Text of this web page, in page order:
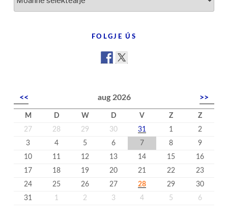
yn
FOLGJE ÚS
<< aug 2026 >>
M D W D V Z
Z
27
28 29 30 31 1
2
3
4 5 6 7 8
9
10
11 12 13 14 15
16
17
18 19 20 21 22
23
24
25 26 27 28 29
30
31
1 2 3 4 5 6